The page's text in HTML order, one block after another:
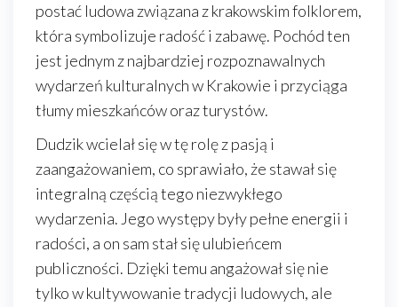
postać ludowa związana z krakowskim folklorem,
która symbolizuje radość i zabawę. Pochód ten
jest jednym z najbardziej rozpoznawalnych
wydarzeń kulturalnych w Krakowie i przyciąga
tłumy mieszkańców oraz turystów.
Dudzik wcielał się w tę rolę z pasją i
zaangażowaniem, co sprawiało, że stawał się
integralną częścią tego niezwykłego
wydarzenia. Jego występy były pełne energii i
radości, a on sam stał się ulubieńcem
publiczności. Dzięki temu angażował się nie
tylko w kultywowanie tradycji ludowych, ale